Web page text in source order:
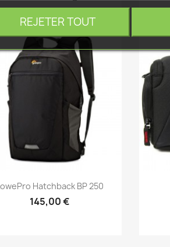
Aperçu rapide
Hatchback BP 250
145,00 €
REJETER TOUT